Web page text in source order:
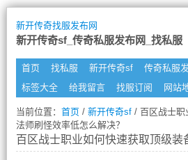
新开传奇找服发布网
新开传奇sf_传奇私服发布网_找私服
首页 找私服 新开传奇sf 传奇私服
标签大全
给我留言 找服订阅 网站
当前位置： 首页/ 新开传奇sf/ 百区战士职
法师刷怪效率低怎么解决？
百区战士职业如何快速获取顶级